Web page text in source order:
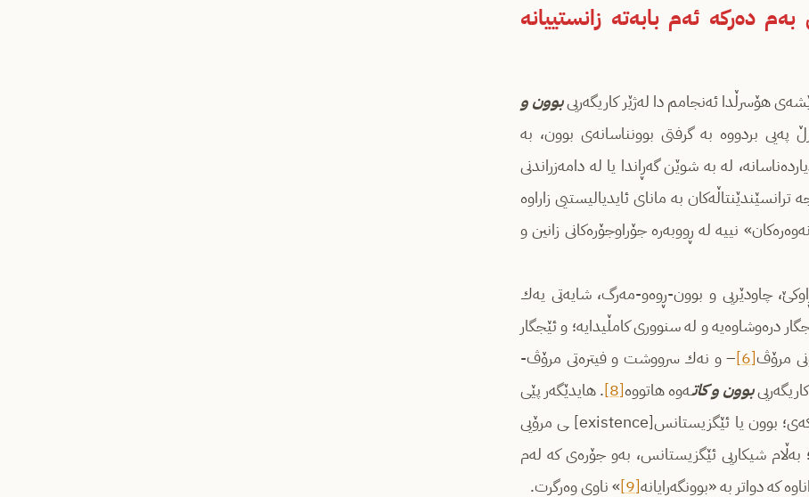
ده‌ركه‌ ئه‌م بابه‌ته‌ زانستییانه‌
هۆسرڵدا ئه‌نجامم دا له‌ژێر كاریگه‌رییبوون و
بردووه‌ به‌ گرفتی بوونناسانه‌ی بوون، به‌
له‌ به‌ شوێن گه‌ڕاندا یا له‌ دامه‌زراندنی
به‌ مانای ئایدیالیستیی زاراوه
نییه‌ له‌ ڕووبه‌ره‌ جۆراوجۆره‌كانی زانین و
چاودێریی و بوون-ڕوه‌و-مه‌رگ، شایه‌تی یه‌ك
دره‌وشاوه‌یه‌ و له‌ سنووری كامڵیدایه‌؛ و ئێجگار
مرۆڤ[6]
– و نه‌ك سرووشت و فیتره‌تی مرۆڤ-
بوون و كاتـه‌وه‌ هاتووه[8]
‌. هایدێگه‌ر پێی
خۆش نه‌بوو كه‌ هیچ كه‌س ئه‌م ئاماژه‌ بوونگه‌راییه‌ ببه‌خشێته‌ كتێبه‌كه‌ی؛ بوون یا ئێگزیستانس[existence] ـی مرۆیی
شیكاریی ئێگزیستانس، به‌و جۆره‌ی كه‌ له‌م
كه‌ دواتر به «بوونگه‌رایانه[9] » ناوی وه‌رگرت.